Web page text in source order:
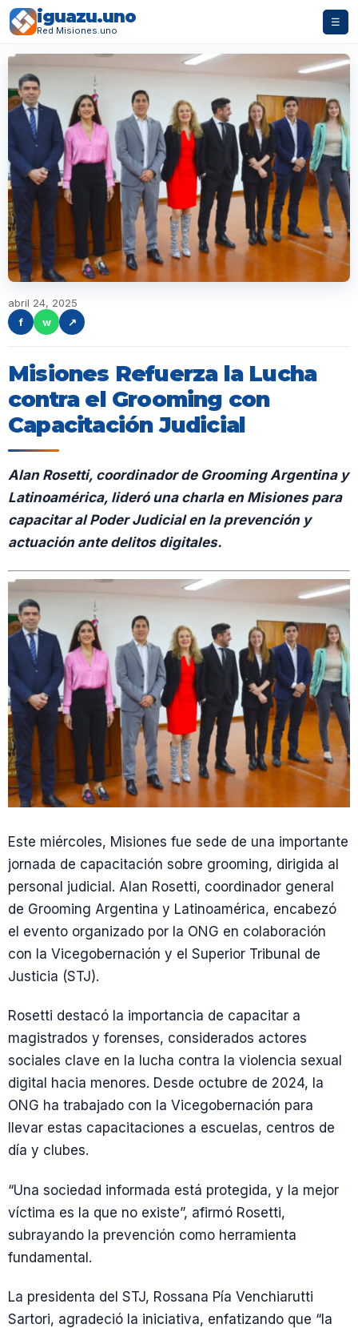
iguazu.uno
Red Misiones.uno
☰
abril 24, 2025
f
w ↗
Misiones Refuerza la Lucha
contra el Grooming con
Capacitación Judicial
Alan Rosetti, coordinador de Grooming Argentina y
Latinoamérica, lideró una charla en Misiones para
capacitar al Poder Judicial en la prevención y
actuación ante delitos digitales.
Este miércoles, Misiones fue sede de una importante
jornada de capacitación sobre grooming, dirigida al
personal judicial. Alan Rosetti, coordinador general
de Grooming Argentina y Latinoamérica, encabezó
el evento organizado por la ONG en colaboración
con la Vicegobernación y el Superior Tribunal de
Justicia (STJ).
Rosetti destacó la importancia de capacitar a
magistrados y forenses, considerados actores
sociales clave en la lucha contra la violencia sexual
digital hacia menores. Desde octubre de 2024, la
ONG ha trabajado con la Vicegobernación para
llevar estas capacitaciones a escuelas, centros de
día y clubes.
“Una sociedad informada está protegida, y la mejor
víctima es la que no existe”, afirmó Rosetti,
subrayando la prevención como herramienta
fundamental.
La presidenta del STJ, Rossana Pía Venchiarutti
Sartori, agradeció la iniciativa, enfatizando que “la